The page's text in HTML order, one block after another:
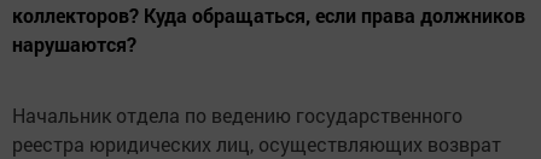
коллекторов? Куда обращаться, если права должников
нарушаются?
Начальник отдела по ведению государственного
реестра юридических лиц, осуществляющих возврат